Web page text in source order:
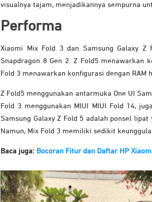
visualnya tajam, menjadikannya sempurna
Performa
Xiaomi Mix Fold 3 dan Samsung Galaxy Z
Snapdragon 8 Gen 2. Z Fold5 menawarkan
Fold 3 menawarkan konfigurasi dengan RAM
Z Fold5 menggunakan antarmuka One UI
Fold 3 menggunakan MIUI MIUI Fold 14,
Samsung Galaxy Z Fold 5 adalah ponsel
Namun, Mix Fold 3 memiliki sedikit
Baca juga: Bocoran Fitur dan Daftar HP